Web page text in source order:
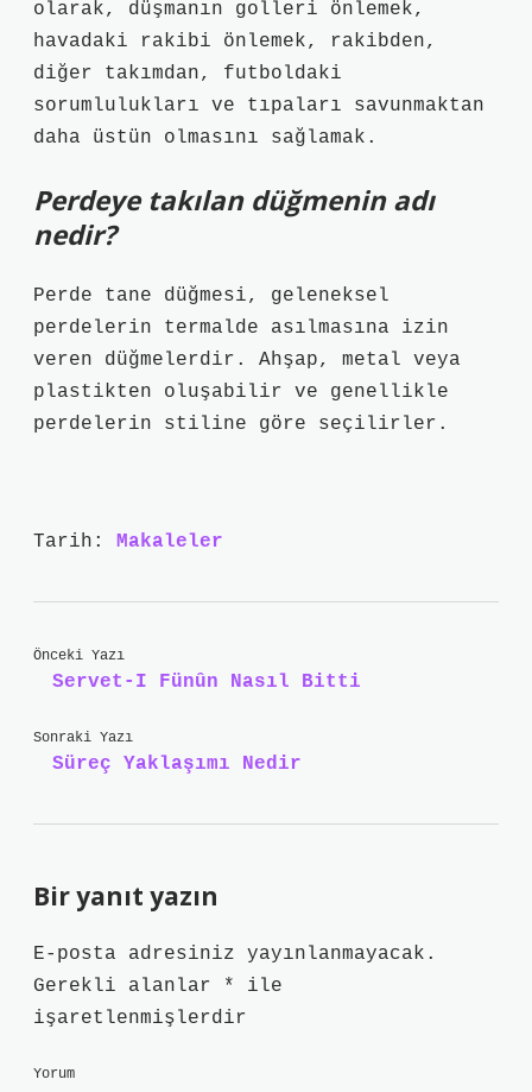
olarak, düşmanın golleri önlemek,
havadaki rakibi önlemek, rakibden,
diğer takımdan, futboldaki
sorumlulukları ve tıpaları savunmaktan
daha üstün olmasını sağlamak.
Perdeye takılan düğmenin adı
nedir?
Perde tane düğmesi, geleneksel
perdelerin termalde asılmasına izin
veren düğmelerdir. Ahşap, metal veya
plastikten oluşabilir ve genellikle
perdelerin stiline göre seçilirler.
Tarih: Makaleler
Önceki Yazı
Servet-I Fünûn Nasıl Bitti
Sonraki Yazı
Süreç Yaklaşımı Nedir
Bir yanıt yazın
E-posta adresiniz yayınlanmayacak.
Gerekli alanlar
*
ile
işaretlenmişlerdir
Yorum